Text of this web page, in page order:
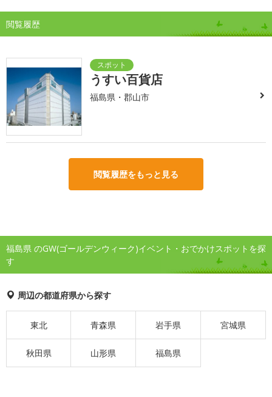
閲覧履歴
うすい百貨店
福島県・郡山市
閲覧履歴をもっと見る
福島県 のGW(ゴールデンウィーク)イベント・おでかけスポットを探
す
周辺の都道府県から探す
東北 青森県 岩手県 宮城県
秋田県 山形県 福島県